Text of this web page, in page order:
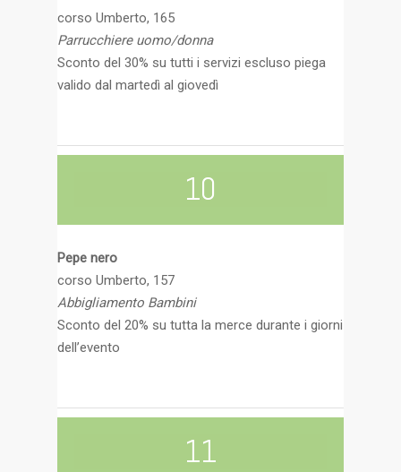
corso Umberto, 165
Parrucchiere uomo/donna
Sconto del 30% su tutti i servizi escluso piega
valido dal martedì al giovedì
10
Pepe nero
corso Umberto, 157
Abbigliamento Bambini
Sconto del 20% su tutta la merce durante i giorni
dell’evento
11